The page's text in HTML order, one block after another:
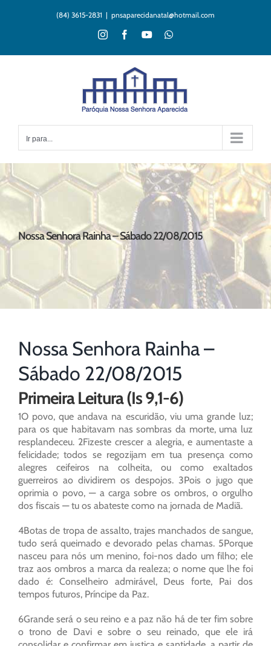
(84) 3615-2831 | pnsaparecidanatal@hotmail.com
InstagramFacebookYouTubeWhatsApp
Ir para...
Nossa Senhora Rainha – Sábado 22/08/2015
Nossa Senhora Rainha –
Sábado 22/08/2015
Primeira Leitura (Is 9,1-6)
1O povo, que andava na escuridão, viu uma grande luz;
para os que habitavam nas sombras da morte, uma luz
resplandeceu. 2Fizeste crescer a alegria, e aumentaste a
felicidade; todos se regozijam em tua presença como
alegres ceifeiros na colheita, ou como exaltados
guerreiros ao dividirem os despojos. 3Pois o jugo que
oprimia o povo, — a carga sobre os ombros, o orgulho
dos fiscais — tu os abateste como na jornada de Madiã.
4Botas de tropa de assalto, trajes manchados de sangue,
tudo será queimado e devorado pelas chamas. 5Porque
nasceu para nós um menino, foi-nos dado um filho; ele
traz aos ombros a marca da realeza; o nome que lhe foi
dado é: Conselheiro admirável, Deus forte, Pai dos
tempos futuros, Príncipe da Paz.
6Grande será o seu reino e a paz não há de ter fim sobre
o trono de Davi e sobre o seu reinado, que ele irá